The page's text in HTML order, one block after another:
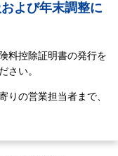
よび年末調整に
料控除証明書の発行を
さい。
りの営業担当者まで、